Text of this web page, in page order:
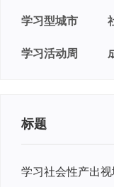
学习型城市
学习活动周
标题
学习社会性产出